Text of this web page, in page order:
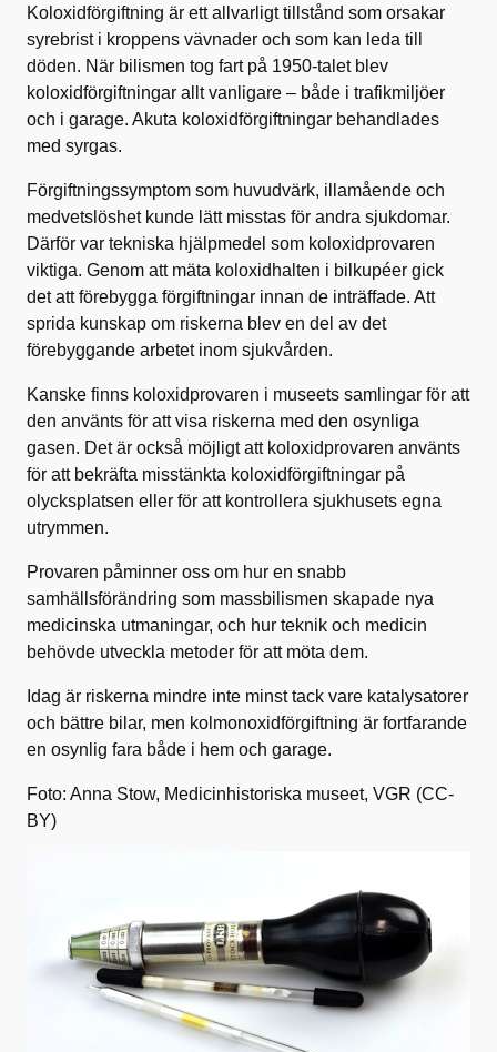
Koloxidförgiftning är ett allvarligt tillstånd som orsakar
syrebrist i kroppens vävnader och som kan leda till
döden. När bilismen tog fart på 1950-talet blev
koloxidförgiftningar allt vanligare – både i trafikmiljöer
och i garage. Akuta koloxidförgiftningar behandlades
med syrgas.
Förgiftningssymptom som huvudvärk, illamående och
medvetslöshet kunde lätt misstas för andra sjukdomar.
Därför var tekniska hjälpmedel som koloxidprovaren
viktiga. Genom att mäta koloxidhalten i bilkupéer gick
det att förebygga förgiftningar innan de inträffade. Att
sprida kunskap om riskerna blev en del av det
förebyggande arbetet inom sjukvården.
Kanske finns koloxidprovaren i museets samlingar för att
den använts för att visa riskerna med den osynliga
gasen. Det är också möjligt att koloxidprovaren använts
för att bekräfta misstänkta koloxidförgiftningar på
olycksplatsen eller för att kontrollera sjukhusets egna
utrymmen.
Provaren påminner oss om hur en snabb
samhällsförändring som massbilismen skapade nya
medicinska utmaningar, och hur teknik och medicin
behövde utveckla metoder för att möta dem.
Idag är riskerna mindre inte minst tack vare katalysatorer
och bättre bilar, men kolmonoxidförgiftning är fortfarande
en osynlig fara både i hem och garage.
Foto: Anna Stow, Medicinhistoriska museet, VGR (CC-
BY)